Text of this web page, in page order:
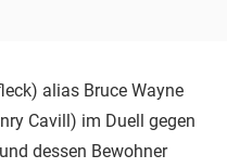
alias Bruce Wayne
Cavill) im Duell gegen
dessen Bewohner